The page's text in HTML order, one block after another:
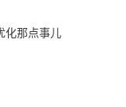
化那点事儿